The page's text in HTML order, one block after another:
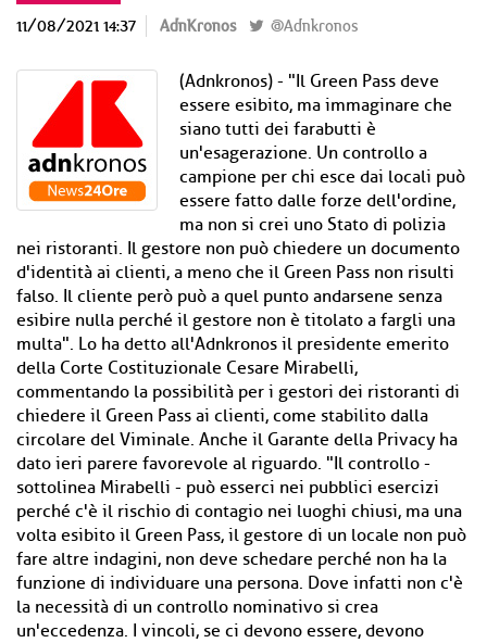
11/08/2021 14:37 AdnKronos @Adnkronos
(Adnkronos) - "Il Green Pass deve
essere esibito, ma immaginare che
siano tutti dei farabutti è
un'esagerazione. Un controllo a
campione per chi esce dai locali può
essere fatto dalle forze dell'ordine,
ma non si crei uno Stato di polizia
nei ristoranti. Il gestore non può chiedere un documento
d'identità ai clienti, a meno che il Green Pass non risulti
falso. Il cliente però può a quel punto andarsene senza
esibire nulla perché il gestore non è titolato a fargli una
multa". Lo ha detto all'Adnkronos il presidente emerito
della Corte Costituzionale Cesare Mirabelli,
commentando la possibilità per i gestori dei ristoranti di
chiedere il Green Pass ai clienti, come stabilito dalla
circolare del Viminale. Anche il Garante della Privacy ha
dato ieri parere favorevole al riguardo. "Il controllo -
sottolinea Mirabelli - può esserci nei pubblici esercizi
perché c'è il rischio di contagio nei luoghi chiusi, ma una
volta esibito il Green Pass, il gestore di un locale non può
fare altre indagini, non deve schedare perché non ha la
funzione di individuare una persona. Dove infatti non c'è
la necessità di un controllo nominativo si crea
un'eccedenza. I vincoli, se ci devono essere, devono